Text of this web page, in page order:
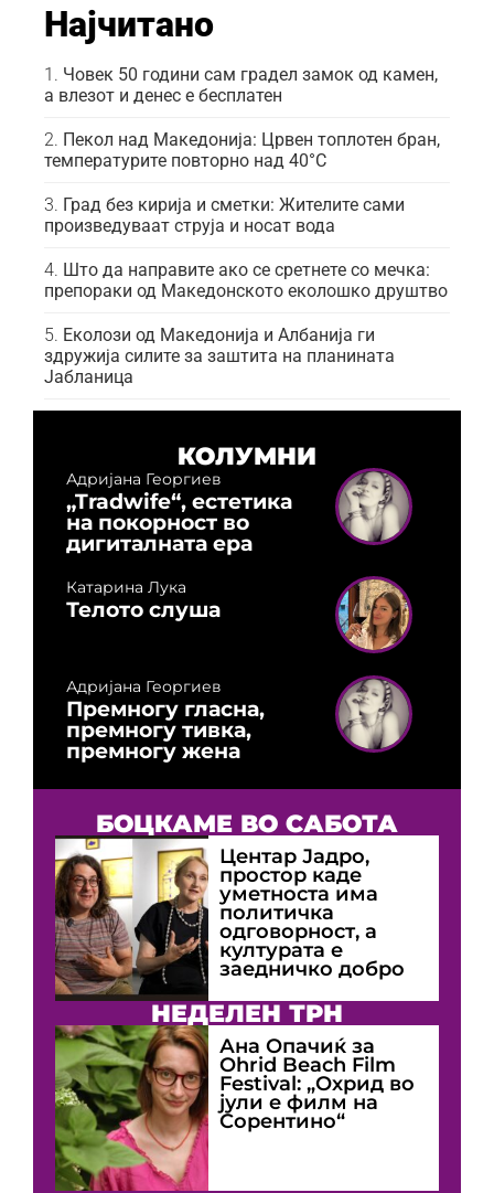
Најчитано
Човек 50 години сам градел замок од камен,
а влезот и денес е бесплатен
Пекол над Македонија: Црвен топлотен бран,
температурите повторно над 40°C
Град без кирија и сметки: Жителите сами
произведуваат струја и носат вода
Што да направите ако се сретнете со мечка:
препораки од Македонското еколошко друштво
Еколози од Македонија и Албанија ги
здружија силите за заштита на планината
Јабланица
КОЛУМНИ
Адријана Георгиев
„Tradwife“, естетика
на покорност во
дигиталната ера
Катарина Лука
Телото слуша
Адријана Георгиев
Премногу гласна,
премногу тивка,
премногу жена
БОЦКАМЕ ВО САБОТА
Центар Јадро,
простор каде
уметноста има
политичка
одговорност, а
културата е
заедничко добро
НЕДЕЛЕН ТРН
Ана Опачиќ за
Оhrid Beach Film
Festival: „Охрид во
јули е филм на
Сорентино“